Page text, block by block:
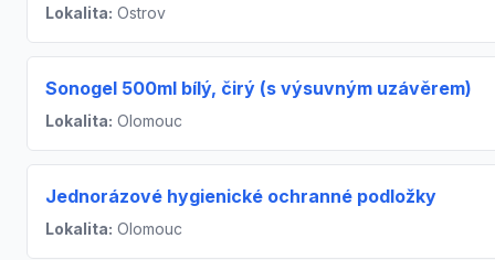
Lokalita: Ostrov
Sonogel 500ml bílý, čirý (s výsuvným uzávěrem)
Lokalita: Olomouc
Jednorázové hygienické ochranné podložky
Lokalita: Olomouc